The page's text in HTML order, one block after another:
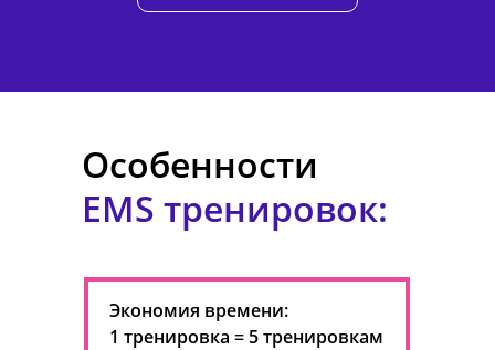
Особенности
EMS тренировок:
Экономия времени:
1 тренировка = 5 тренировкам